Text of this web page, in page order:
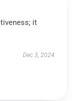
it
Dec 3, 2024